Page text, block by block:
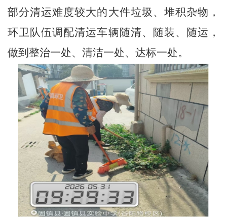
部分清运难度较大的大件垃圾、堆积杂物，
环卫队伍调配清运车辆随清、随装、随运，
做到整治一处、清洁一处、达标一处。